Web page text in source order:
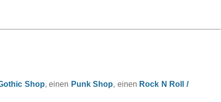
Shop, einen Punk Shop, einen Rock N Roll /